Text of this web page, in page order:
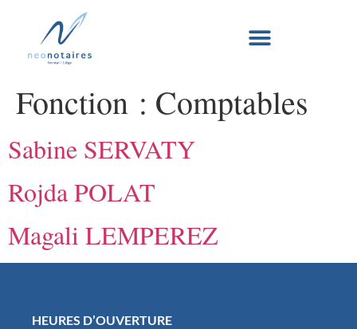
Fonction : Comptables
Sabine SERVATY
Rojda POLAT
Magali LEMPEREZ
HEURES D’OUVERTURE